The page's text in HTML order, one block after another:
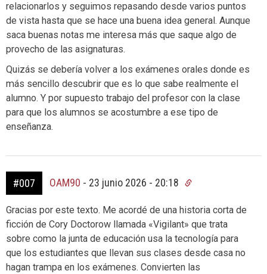
relacionarlos y seguimos repasando desde varios puntos
de vista hasta que se hace una buena idea general. Aunque
saca buenas notas me interesa más que saque algo de
provecho de las asignaturas.
Quizás se debería volver a los exámenes orales donde es
más sencillo descubrir que es lo que sabe realmente el
alumno. Y por supuesto trabajo del profesor con la clase
para que los alumnos se acostumbre a ese tipo de
enseñanza.
#007 OAM90 - 23 junio 2026 - 20:18
Gracias por este texto. Me acordé de una historia corta de
ficción de Cory Doctorow llamada «Vigilant» que trata
sobre como la junta de educación usa la tecnología para
que los estudiantes que llevan sus clases desde casa no
hagan trampa en los exámenes. Convierten las